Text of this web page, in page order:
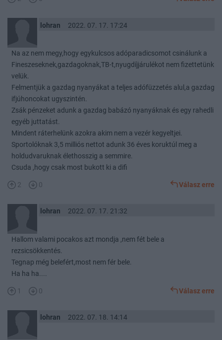
lohran 2022. 07. 17. 17:24
Na az nem megy,hogy egykulcsos adóparadicsomot csinálunk a
Fineszeseknek,gazdagoknak,TB-t,nyugdíjjárulékot nem fizettetünk
velük.
Felmentjük a gazdag nyanyákat a teljes adófüzzetés alul,a gazdag
ifjúhoncokat ugyszintén.
Zsák pénzeket adunk a gazdag babázó nyanyáknak és egy rahedli
egyéb juttatást.
Mindent ráterhelünk azokra akim nem a vezér kegyeltjei.
Sportolóknak 3,5 milliós nettot adunk 36 éves koruktúl meg a
holdudvaruknak élethosszig a semmire.
Csuda ,hogy csak most bukott ki a difi
2 0 Válasz erre
lohran 2022. 07. 17. 21:32
Hallom valami pocakos azt mondja ,nem fét bele a
rezsicsökkentés.
Tegnap még belefért,most nem fér bele.
Ha ha ha....
1 0 Válasz erre
lohran 2022. 07. 18. 14:14